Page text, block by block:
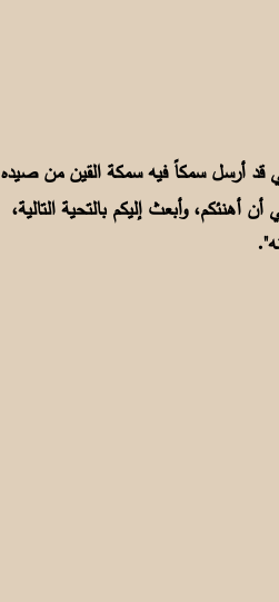
قد أرسل سمكاً فيه سمكة القين من صيده
وأبعث إليكم بالتحية التالية،